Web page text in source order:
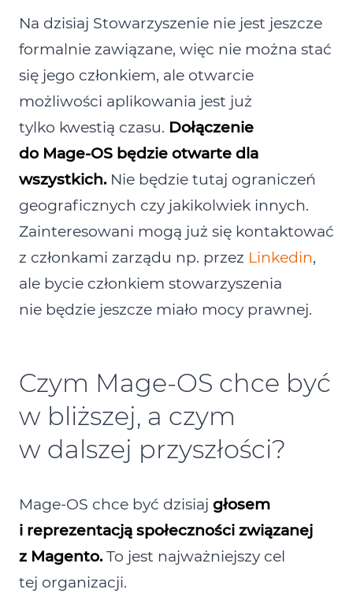
Na dzisiaj Stowarzyszenie nie jest jeszcze
formalnie zawiązane, więc nie można stać
się jego członkiem, ale otwarcie
możliwości aplikowania jest już
tylko kwestią czasu. Dołączenie
do Mage‑OS będzie otwarte dla
wszystkich.Nie będzie tutaj ograniczeń
geograficznych czy jakikolwiek innych.
Zainteresowani mogą już się kontaktować
z członkami zarządu np. przez Linkedin,
ale bycie członkiem stowarzyszenia
nie będzie jeszcze miało mocy prawnej.
Czym Mage‑OS chce być
w bliższej, a czym
w dalszej przyszłości?
Mage‑OS chce być dzisiaj głosem
i reprezentacją społeczności związanej
z Magento.To jest najważniejszy cel
tej organizacji.